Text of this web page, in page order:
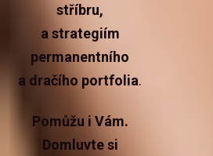
stříbru,
a strategiím
permanentního
a dračího portfolia.
Pomůžu i Vám.
Domluvte si